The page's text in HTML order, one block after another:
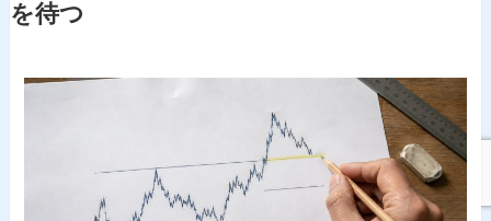
を待つ